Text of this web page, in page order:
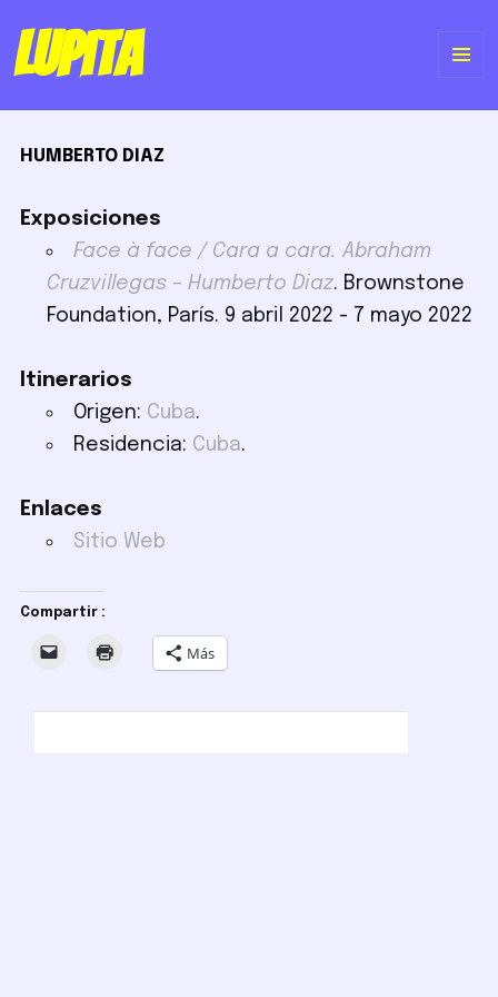
Lupita
HUMBERTO DIAZ
Exposiciones
Face à face / Cara a cara. Abraham
Cruzvillegas – Humberto Diaz. Brownstone
Foundation, París. 9 abril 2022 - 7 mayo 2022
Itinerarios
Origen: Cuba.
Residencia: Cuba.
Enlaces
Sitio Web
Compartir :
Más